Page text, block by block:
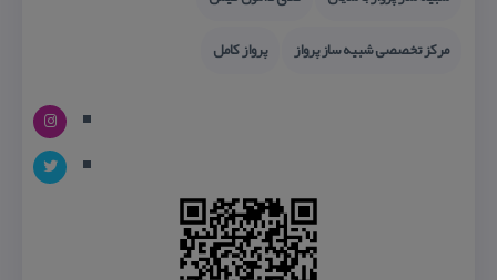
مركز تخصصی شبیه ساز پرواز
پرواز كامل